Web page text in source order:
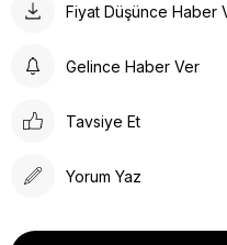
Fiyat Düşünce Haber
Gelince Haber Ver
Tavsiye Et
Yorum Yaz